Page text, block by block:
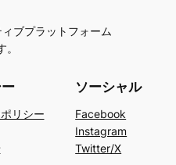
ブプラットフォーム
リシー
ソーシャル
Facebook
Instagram
Twitter/X